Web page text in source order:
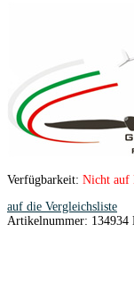
Verfügbarkeit: Nicht auf
auf die Vergleichsliste
Artikelnummer: 134934